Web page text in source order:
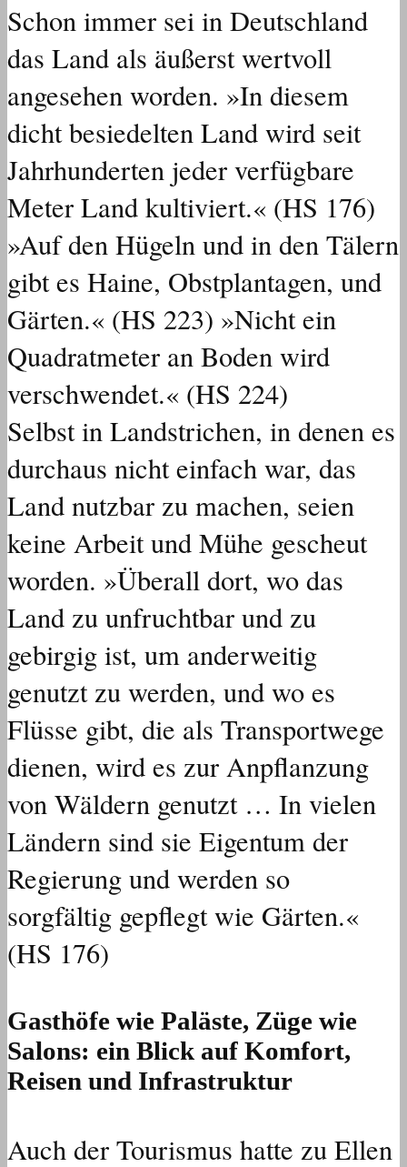
Schon immer sei in Deutschland
das Land als äußerst wertvoll
angesehen worden. »In diesem
dicht besiedelten Land wird seit
Jahrhunderten jeder verfügbare
Meter Land kultiviert.« (HS 176)
»Auf den Hügeln und in den Tälern
gibt es Haine, Obstplantagen, und
Gärten.« (HS 223) »Nicht ein
Quadratmeter an Boden wird
verschwendet.« (HS 224)
Selbst in Landstrichen, in denen es
durchaus nicht einfach war, das
Land nutzbar zu machen, seien
keine Arbeit und Mühe gescheut
worden. »Überall dort, wo das
Land zu unfruchtbar und zu
gebirgig ist, um anderweitig
genutzt zu werden, und wo es
Flüsse gibt, die als Transportwege
dienen, wird es zur Anpflanzung
von Wäldern genutzt … In vielen
Ländern sind sie Eigentum der
Regierung und werden so
sorgfältig gepflegt wie Gärten.«
(HS 176)
Gasthöfe wie Paläste, Züge wie
Salons: ein Blick auf Komfort,
Reisen und Infrastruktur
Auch der Tourismus hatte zu Ellen